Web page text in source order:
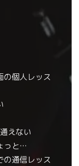
の個人レッス
えない
っと…
の通信レッス